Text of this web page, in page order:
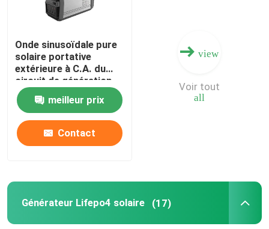
Onde sinusoïdale pure
solaire portative
extérieure à C.A. du
circuit de génération
du secours 300W
96000mAhmeilleur prix
Contact
view
all
Voir tout
Générateur Lifepo4 solaire (17)